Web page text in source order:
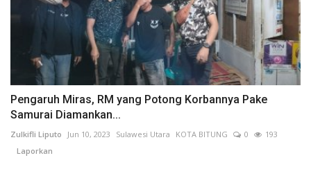
Pengaruh Miras, RM yang Potong Korbannya Pake
Samurai Diamankan...
Zulkifli Liputo Jun 10, 2023 Sulawesi Utara KOTA BITUNG 0
193
Laporkan